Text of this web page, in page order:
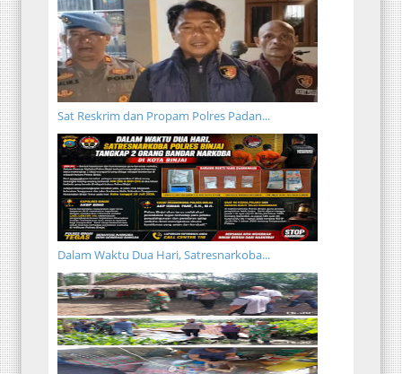
Sat Reskrim dan Propam Polres Padan...
Dalam Waktu Dua Hari, Satresnarkoba...